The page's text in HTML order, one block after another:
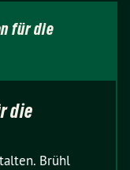
für die
die
Brühl